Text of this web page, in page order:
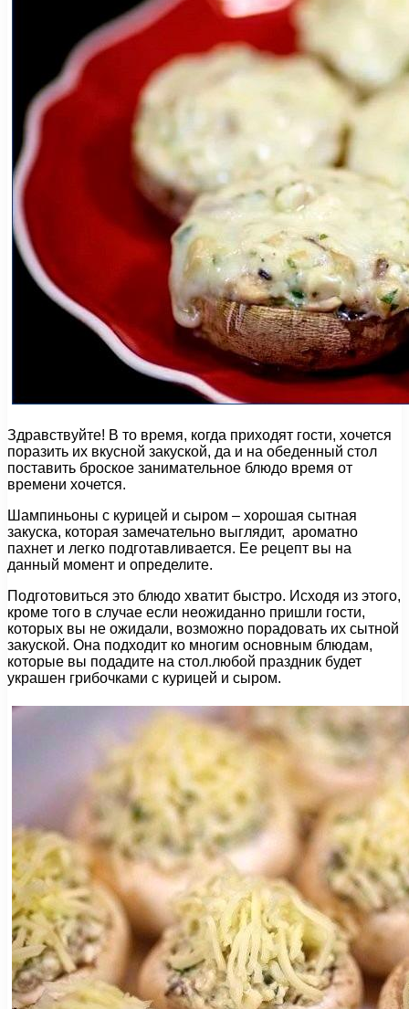
Здравствуйте! В то время, когда приходят гости, хочется
поразить их вкусной закуской, да и на обеденный стол
поставить броское занимательное блюдо время от
времени хочется.
Шампиньоны с курицей и сыром – хорошая сытная
закуска, которая замечательно выглядит, ароматно
пахнет и легко подготавливается. Ее рецепт вы на
данный момент и определите.
Подготовиться это блюдо хватит быстро. Исходя из этого,
кроме того в случае если неожиданно пришли гости,
которых вы не ожидали, возможно порадовать их сытной
закуской. Она подходит ко многим основным блюдам,
которые вы подадите на стол.любой праздник будет
украшен грибочками с курицей и сыром.